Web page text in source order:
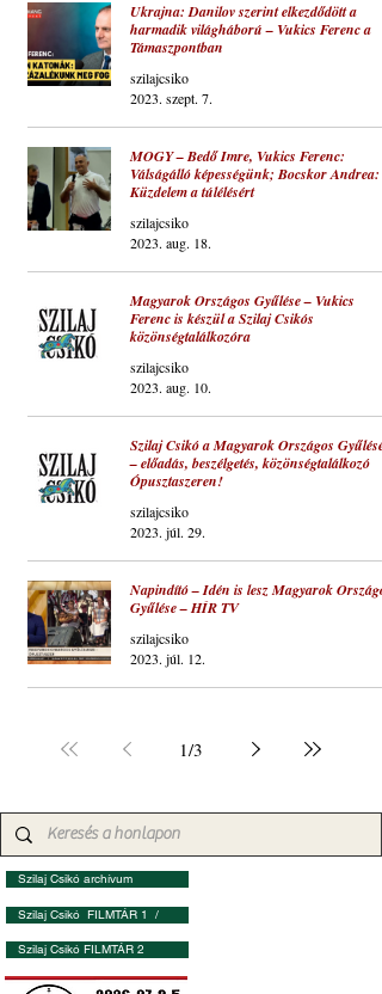
Ukrajna: Danilov szerint elkezdődött a
harmadik világháború – Vukics Ferenc a
Támaszpontban
szilajcsiko
2023. szept. 7.
MOGY – Bedő Imre, Vukics Ferenc:
Válságálló képességünk; Bocskor Andrea:
Küzdelem a túlélésért
szilajcsiko
2023. aug. 18.
Magyarok Országos Gyűlése – Vukics
Ferenc is készül a Szilaj Csikós
közönségtalálkozóra
szilajcsiko
2023. aug. 10.
Szilaj Csikó a Magyarok Országos Gyűlésén
– előadás, beszélgetés, közönségtalálkozó
Ópusztaszeren!
szilajcsiko
2023. júl. 29.
Napindító – Idén is lesz Magyarok Országos
Gyűlése – HÍR TV
szilajcsiko
2023. júl. 12.
1/3
Szilaj Csikó archívum
Szilaj Csikó FILMTÁR 1 /
Szilaj Csikó FILMTÁR 2